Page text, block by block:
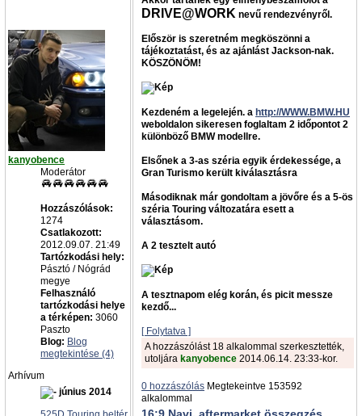
kanyobence
Moderátor
Hozzászólások:
1274
Csatlakozott:
2012.09.07. 21:49
Tartózkodási hely:
Pásztó / Nógrád
megye
Felhasználó
tartózkodási helye
a térképen: 3060
Paszto
Blog: Blog
megtekintése (4)
Arhívum
június 2014
DRIVE@WORK nevű rendezvényről.
Először is szeretném megköszönni a
tájékoztatást, és az ajánlást Jackson-nak.
KÖSZÖNÖM!
Kezdeném a legelején. a http://WWW.BMW.HU
weboldalon sikeresen foglaltam 2 időpontot 2
különböző BMW modellre.
Elsőnek a 3-as széria egyik érdekessége, a
Gran Turismo került kiválasztásra
Másodiknak már gondoltam a jövőre és a 5-ös
széria Touring változatára esett a
választásom.
A 2 tesztelt autó
A tesztnapom elég korán, és picit messze
kezdő...
[ Folytatva ]
A hozzászólást 18 alkalommal szerkesztették,
utoljára kanyobence 2014.06.14. 23:33-kor.
0 hozzászólás Megtekeintve 153592
alkalommal